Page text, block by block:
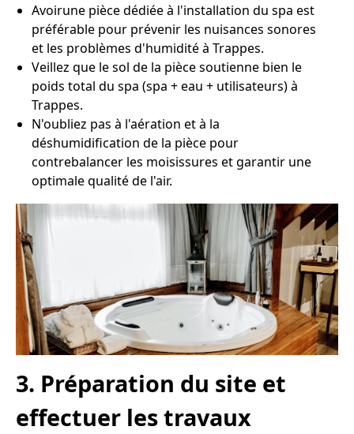
Avoirune pièce dédiée à l'installation du spa est
préférable pour prévenir les nuisances sonores
et les problèmes d'humidité à Trappes.
Veillez que le sol de la pièce soutienne bien le
poids total du spa (spa + eau + utilisateurs) à
Trappes.
N'oubliez pas à l'aération et à la
déshumidification de la pièce pour
contrebalancer les moisissures et garantir une
optimale qualité de l'air.
3. Préparation du site et
effectuer les travaux